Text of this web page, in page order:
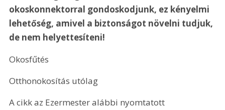
okoskonnektorral gondoskodjunk, ez kényelmi
lehetőség, amivel a biztonságot növelni tudjuk,
de nem helyettesíteni!
Okosfűtés
Otthonokosítás utólag
A cikk az Ezermester alábbi nyomtatott